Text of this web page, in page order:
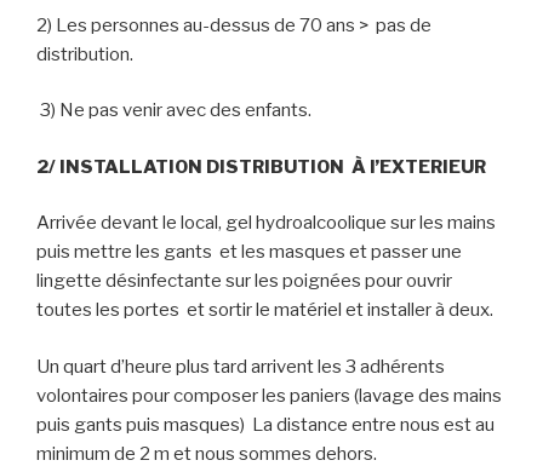
2) Les personnes au-dessus de 70 ans > pas de
distribution.
3) Ne pas venir avec des enfants.
2/ INSTALLATION DISTRIBUTION À l’EXTERIEUR
Arrivée devant le local, gel hydroalcoolique sur les mains
puis mettre les gants et les masques et passer une
lingette désinfectante sur les poignées pour ouvrir
toutes les portes et sortir le matériel et installer à deux.
Un quart d’heure plus tard arrivent les 3 adhérents
volontaires pour composer les paniers (lavage des mains
puis gants puis masques) La distance entre nous est au
minimum de 2 m et nous sommes dehors.